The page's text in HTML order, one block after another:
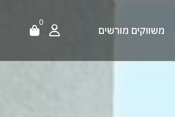
משווקים מורשים
0